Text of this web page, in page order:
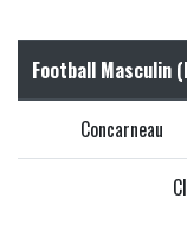
Football Masculin
Concarneau